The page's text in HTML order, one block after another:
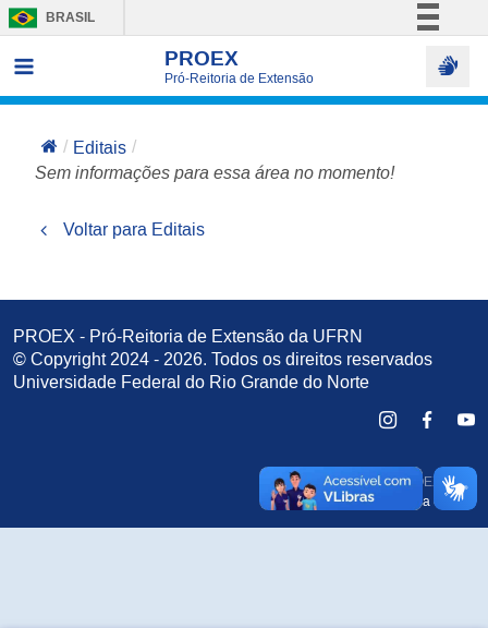
BRASIL
Comunica BR
PROEX
Pró-Reitoria de Extensão
Editais
Sem informações para essa área no momento!
Voltar para Editais
PROEX - Pró-Reitoria de Extensão da UFRN
© Copyright 2024 - 2026. Todos os direitos reservados
Universidade Federal do Rio Grande do Norte
Desenvolvido pela PROEX eSTI
Detalhes da equipe